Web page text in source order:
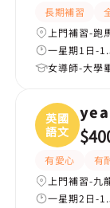
長期補習
上門補習-跑
一星期1日-
女導師-大學
英國
語文
有愛心 有
上門補習-九
一星期2日-